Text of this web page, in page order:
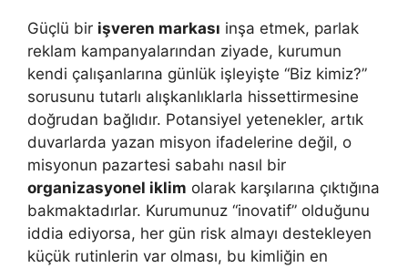
Güçlü bir işveren markası inşa etmek, parlak
reklam kampanyalarından ziyade, kurumun
kendi çalışanlarına günlük işleyişte “Biz kimiz?”
sorusunu tutarlı alışkanlıklarla hissettirmesine
doğrudan bağlıdır. Potansiyel yetenekler, artık
duvarlarda yazan misyon ifadelerine değil, o
misyonun pazartesi sabahı nasıl bir
organizasyonel iklim olarak karşılarına çıktığına
bakmaktadırlar. Kurumunuz “inovatif” olduğunu
iddia ediyorsa, her gün risk almayı destekleyen
küçük rutinlerin var olması, bu kimliğin en